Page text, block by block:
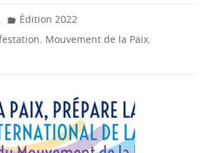
Édition 2022
, Mouvement de la Paix,